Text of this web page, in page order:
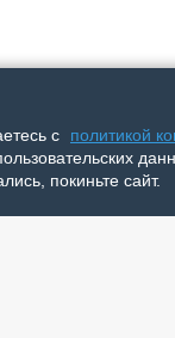
с
политикой
покиньте сайт.